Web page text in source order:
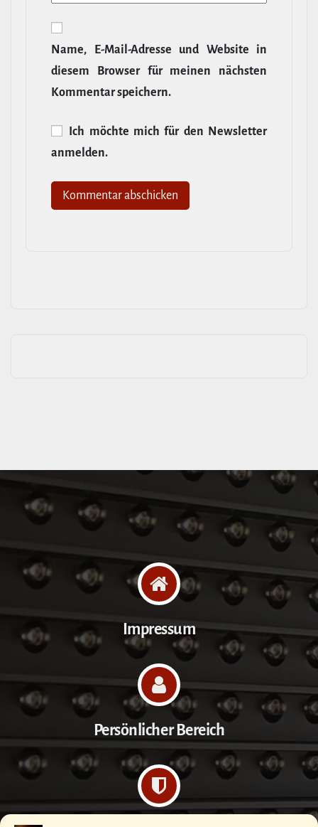
Name, E‑Mail-​Adresse und Website in
diesem Browser für meinen nächsten
Kommentar speichern.
Ich möchte mich für den News­letter
anmelden.
Impressum
Persönlicher Bereich